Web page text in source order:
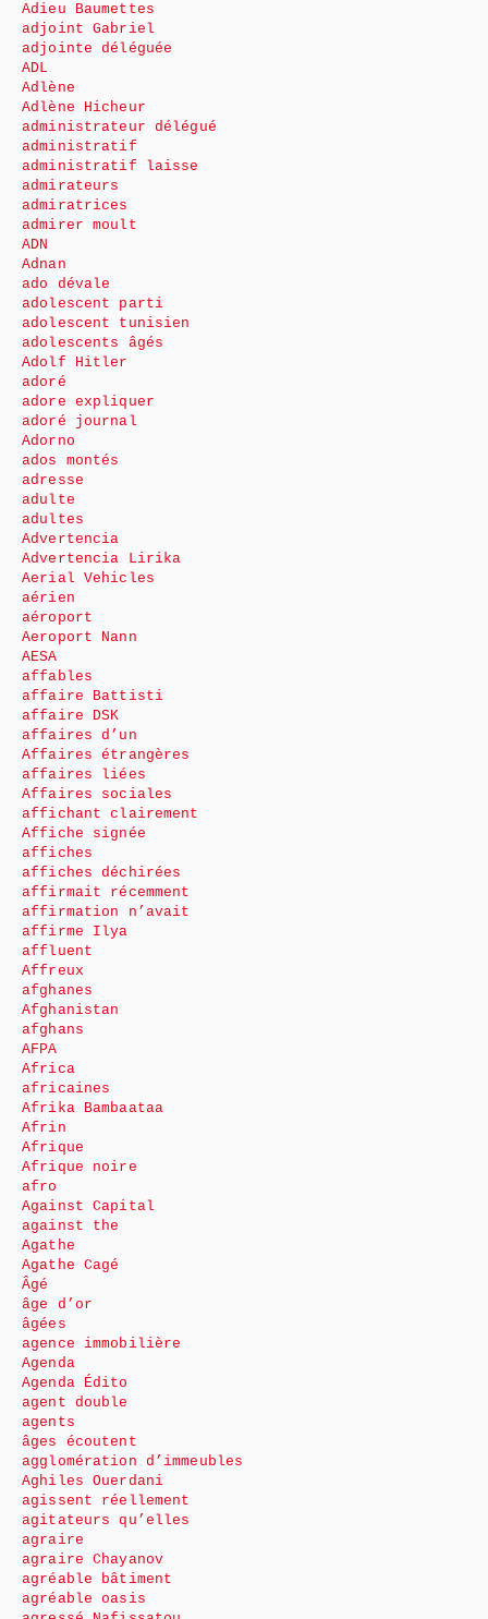
Adieu Baumettes
adjoint Gabriel
adjointe déléguée
ADL
Adlène
Adlène Hicheur
administrateur délégué
administratif
administratif laisse
admirateurs
admiratrices
admirer moult
ADN
Adnan
ado dévale
adolescent parti
adolescent tunisien
adolescents âgés
Adolf Hitler
adoré
adore expliquer
adoré journal
Adorno
ados montés
adresse
adulte
adultes
Advertencia
Advertencia Lirika
Aerial Vehicles
aérien
aéroport
Aeroport Nann
AESA
affables
affaire Battisti
affaire DSK
affaires d’un
Affaires étrangères
affaires liées
Affaires sociales
affichant clairement
Affiche signée
affiches
affiches déchirées
affirmait récemment
affirmation n’avait
affirme Ilya
affluent
Affreux
afghanes
Afghanistan
afghans
AFPA
Africa
africaines
Afrika Bambaataa
Afrin
Afrique
Afrique noire
afro
Against Capital
against the
Agathe
Agathe Cagé
Âgé
âge d’or
âgées
agence immobilière
Agenda
Agenda Édito
agent double
agents
âges écoutent
agglomération d’immeubles
Aghiles Ouerdani
agissent réellement
agitateurs qu’elles
agraire
agraire Chayanov
agréable bâtiment
agréable oasis